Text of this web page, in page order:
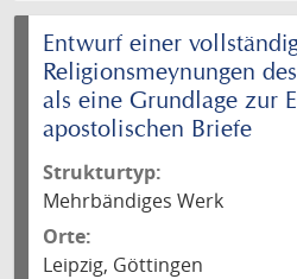
Entwurf einer
Religionsmeynungen
als eine Grundlage zur
apostolischen Briefe
Strukturtyp:
Mehrbändiges Werk
Orte:
Leipzig, Göttingen